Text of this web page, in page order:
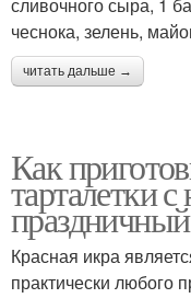
чеснока, зелень,
читать дальше →
Как
тарталетки
Красная икра
практически любого